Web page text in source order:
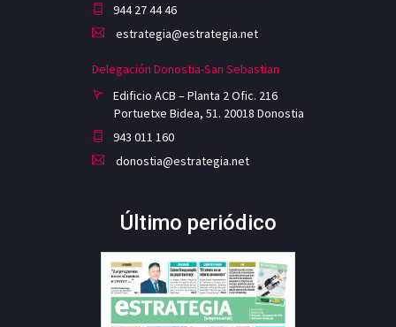
944 27 44 46
estrategia@estrategia.net
Delegación Donostia-San Sebastian
Edificio ACB – Planta 2 Ofic. 216
Portuetxe Bidea, 51. 20018 Donostia
943 011 160
donostia@estrategia.net
Último periódico